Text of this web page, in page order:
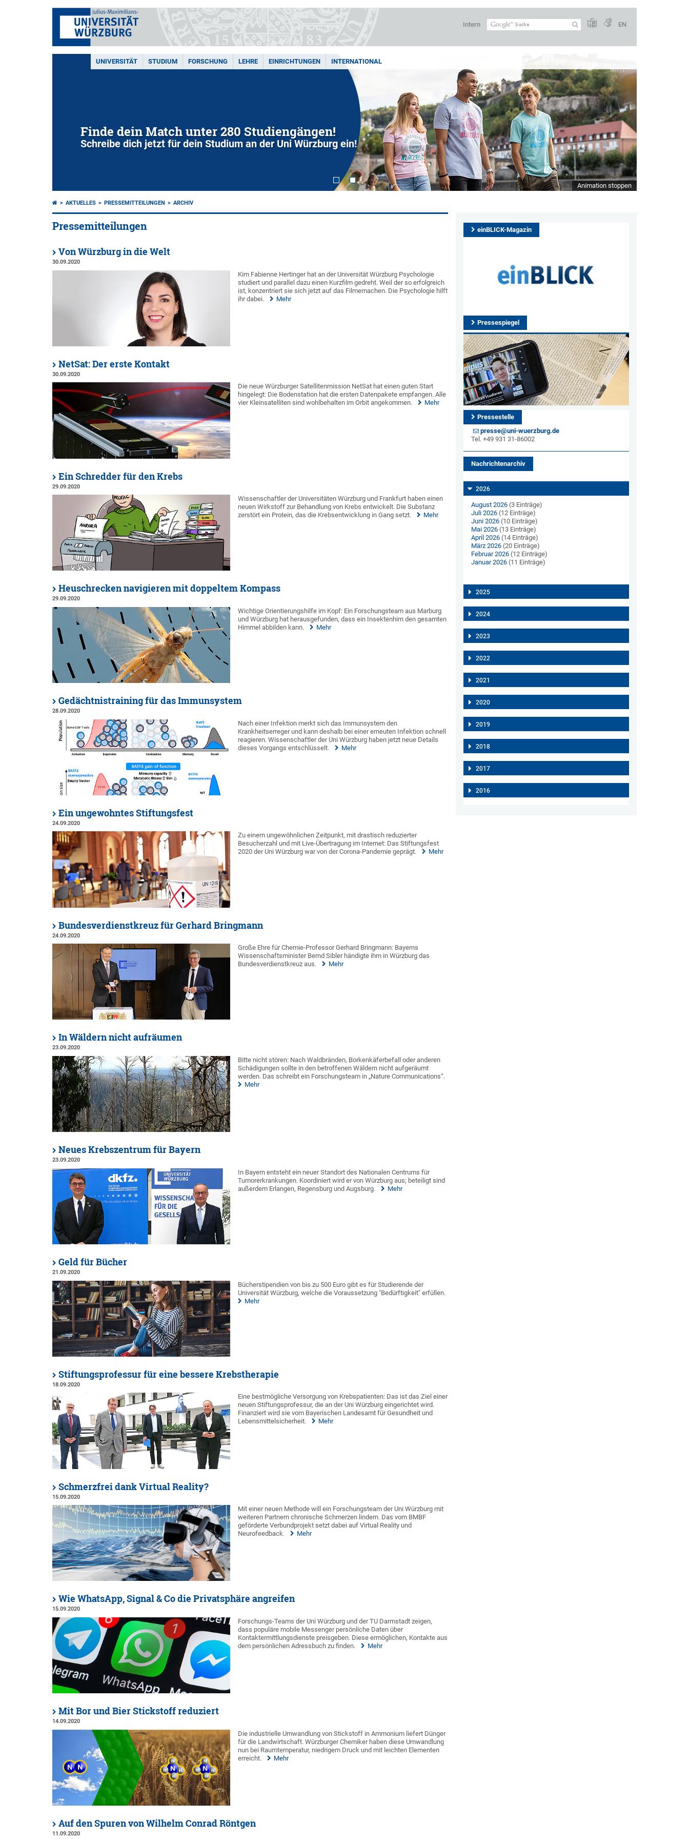
Intern EN
UNIVERSITÄT STUDIUM FORSCHUNG LEHRE EINRICHTUNGEN INTERNATIONAL
Finde dein Match unter 280 Studiengängen!
Schreibe dich jetzt für dein Studium an der Uni Würzburg ein!
Animation stoppen
AKTUELLES PRESSEMITTEILUNGEN ARCHIV
Pressemitteilungen
Von Würzburg in die Welt
30.09.2020
Kim Fabienne Hertinger hat an der Universität Würzburg Psychologie
studiert und parallel dazu einen Kurzfilm gedreht. Weil der so erfolgreich
ist, konzentriert sie sich jetzt auf das Filmemachen. Die Psychologie hilft
ihr dabei.
Mehr
NetSat: Der erste Kontakt
30.09.2020
Die neue Würzburger Satellitenmission NetSat hat einen guten Start
hingelegt: Die Bodenstation hat die ersten Datenpakete empfangen. Alle
vier Kleinsatelliten sind wohlbehalten im Orbit angekommen.
Mehr
Ein Schredder für den Krebs
29.09.2020
Wissenschaftler der Universitäten Würzburg und Frankfurt haben einen
neuen Wirkstoff zur Behandlung von Krebs entwickelt. Die Substanz
zerstört ein Protein, das die Krebsentwicklung in Gang setzt.
Mehr
Heuschrecken navigieren mit doppeltem Kompass
29.09.2020
Wichtige Orientierungshilfe im Kopf: Ein Forschungsteam aus Marburg
und Würzburg hat herausgefunden, dass ein Insektenhirn den gesamten
Himmel abbilden kann.
Mehr
Gedächtnistraining für das Immunsystem
28.09.2020
Nach einer Infektion merkt sich das Immunsystem den
Krankheitserreger und kann deshalb bei einer erneuten Infektion schnell
reagieren. Wissenschaftler der Uni Würzburg haben jetzt neue Details
dieses Vorgangs entschlüsselt.
Mehr
Ein ungewohntes Stiftungsfest
24.09.2020
Zu einem ungewöhnlichen Zeitpunkt, mit drastisch reduzierter
Besucherzahl und mit Live-Übertragung im Internet: Das Stiftungsfest
2020 der Uni Würzburg war von der Corona-Pandemie geprägt.
Mehr
Bundesverdienstkreuz für Gerhard Bringmann
24.09.2020
Große Ehre für Chemie-Professor Gerhard Bringmann: Bayerns
Wissenschaftsminister Bernd Sibler händigte ihm in Würzburg das
Bundesverdienstkreuz aus.
Mehr
In Wäldern nicht aufräumen
23.09.2020
Bitte nicht stören: Nach Waldbränden, Borkenkäferbefall oder anderen
Schädigungen sollte in den betroffenen Wäldern nicht aufgeräumt
werden. Das schreibt ein Forschungsteam in „Nature Communications“.
Mehr
Neues Krebszentrum für Bayern
23.09.2020
In Bayern entsteht ein neuer Standort des Nationalen Centrums für
Tumorerkrankungen. Koordiniert wird er von Würzburg aus; beteiligt sind
außerdem Erlangen, Regensburg und Augsburg.
Mehr
Geld für Bücher
21.09.2020
Bücherstipendien von bis zu 500 Euro gibt es für Studierende der
Universität Würzburg, welche die Voraussetzung "Bedürftigkeit" erfüllen.
Mehr
Stiftungsprofessur für eine bessere Krebstherapie
18.09.2020
Eine bestmögliche Versorgung von Krebspatienten: Das ist das Ziel einer
neuen Stiftungsprofessur, die an der Uni Würzburg eingerichtet wird.
Finanziert wird sie vom Bayerischen Landesamt für Gesundheit und
Lebensmittelsicherheit.
Mehr
Schmerzfrei dank Virtual Reality?
15.09.2020
Mit einer neuen Methode will ein Forschungsteam der Uni Würzburg mit
weiteren Partnern chronische Schmerzen lindern. Das vom BMBF
geförderte Verbundprojekt setzt dabei auf Virtual Reality und
Neurofeedback.
Mehr
Wie WhatsApp, Signal & Co die Privatsphäre angreifen
15.09.2020
Forschungs-Teams der Uni Würzburg und der TU Darmstadt zeigen,
dass populäre mobile Messenger persönliche Daten über
Kontaktermittlungsdienste preisgeben. Diese ermöglichen, Kontakte aus
dem persönlichen Adressbuch zu finden.
Mehr
Mit Bor und Bier Stickstoff reduziert
14.09.2020
Die industrielle Umwandlung von Stickstoff in Ammonium liefert Dünger
für die Landwirtschaft. Würzburger Chemiker haben diese Umwandlung
nun bei Raumtemperatur, niedrigem Druck und mit leichten Elementen
erreicht.
Mehr
Auf den Spuren von Wilhelm Conrad Röntgen
11.09.2020
einBLICK-Magazin
Pressespiegel
Pressestelle
presse@uni-wuerzburg.de
Tel. +49 931 31-86002
Nachrichtenarchiv
2026
August 2026(3 Einträge)
Juli 2026(12 Einträge)
Juni 2026(10 Einträge)
Mai 2026(13 Einträge)
April 2026(14 Einträge)
März 2026(20 Einträge)
Februar 2026(12 Einträge)
Januar 2026(11 Einträge)
2025
2024
2023
2022
2021
2020
2019
2018
2017
2016